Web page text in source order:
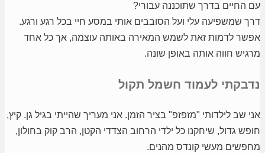
עם החיים בדרך שתוכננה עבורי?
דרך שמשפיעה עלי ועל הסובבים אותי במסע חיי בכל רגע ורגע.
אפשר לדמות זאת לשמש המאירה באותה עוצמה, אך כל אחד
מרגיש חווה אותה באופן שונה.
נדבקתי לעמוד חשמל תקול
אני שב לילדותי "מזפזפ" בציר הזמן. אני מעריך שהייתי בגיל גן. קיץ,
חופש גדול, שיחקנו כל ילדי הרחוב הצדדי הקטן, הרב קוק בחולון,
מחפשים מעשי קונדס מהנים.